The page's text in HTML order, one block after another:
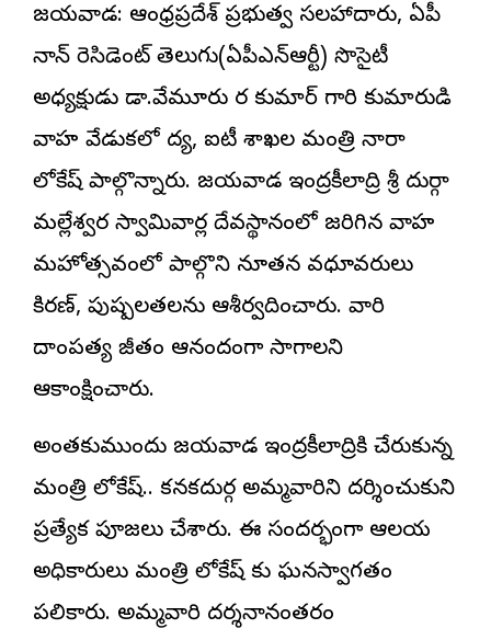
విజయవాడ: ఆంధ్రప్రదేశ్ ప్రభుత్వ సలహాదారు, ఏపీ
నాన్ రెసిడెంట్ తెలుగు(ఏపీఎన్ఆర్టీ) సొసైటీ
అధ్యక్షుడు డా.వేమూరు రవి కుమార్ గారి కుమారుడి
వివాహ వేడుకలో విద్య, ఐటీ శాఖల మంత్రి నారా
లోకేష్ పాల్గొన్నారు. విజయవాడ ఇంద్రకీలాద్రి శ్రీ దుర్గా
మల్లేశ్వర స్వామివార్ల దేవస్థానంలో జరిగిన వివాహ
మహోత్సవంలో పాల్గొని నూతన వధూవరులు
కిరణ్, పుష్పలతలను ఆశీర్వదించారు. వారి
దాంపత్య జీవితం ఆనందంగా సాగాలని
ఆకాంక్షించారు.
అంతకుముందు విజయవాడ ఇంద్రకీలాద్రికి చేరుకున్న
మంత్రి లోకేష్.. కనకదుర్గ అమ్మవారిని దర్శించుకుని
ప్రత్యేక పూజలు చేశారు. ఈ సందర్భంగా ఆలయ
అధికారులు మంత్రి లోకేష్ కు ఘనస్వాగతం
పలికారు. అమ్మవారి దర్శనానంతరం